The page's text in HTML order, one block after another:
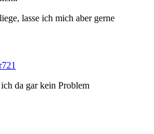
lasse ich mich aber gerne
da gar kein Problem